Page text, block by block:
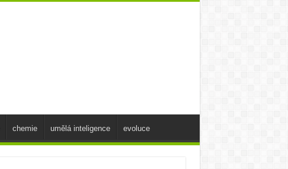
chemie umělá inteligence evoluce